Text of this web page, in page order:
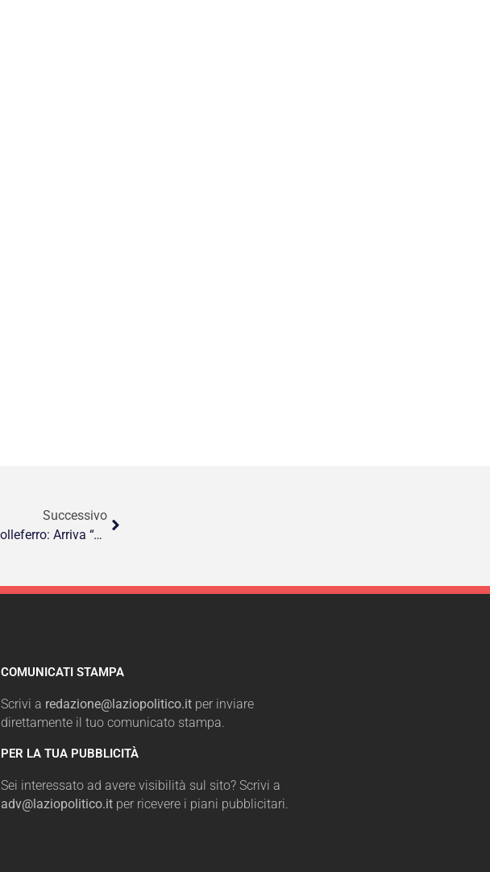
Successivo
L’arte Di Gabriele Pasquali In Mostra A Colleferro: Arriva “Alètheia”
COMUNICATI STAMPA
Scrivi a redazione@laziopolitico.itper inviare
direttamente il tuo comunicato stampa.
PER LA TUA PUBBLICITÀ
Sei interessato ad avere visibilità sul sito? Scrivi a
adv@laziopolitico.it per ricevere i piani pubblicitari.